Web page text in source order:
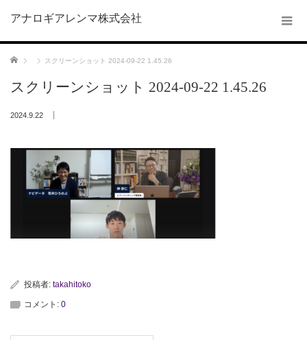
アナロギアレンマ株式会社
ホーム スクリーンショット 2024-09-22 1.45.26
スクリーンショット 2024-09-22 1.45.26
2024.9.22
投稿者: takahitoko
コメント: 0